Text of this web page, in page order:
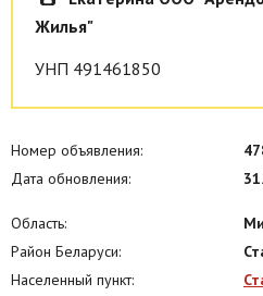
Жилья"
УНП 491461850
Номер объявления:
Дата обновления:
Область:
Район Беларуси:
Населенный пункт: